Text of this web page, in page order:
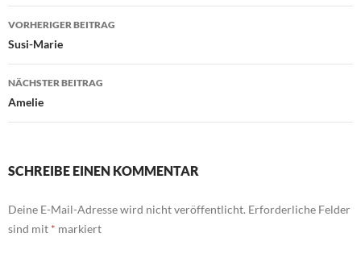
Beitragsnavigation
VORHERIGER BEITRAG
Susi-Marie
NÄCHSTER BEITRAG
Amelie
SCHREIBE EINEN KOMMENTAR
Deine E-Mail-Adresse wird nicht veröffentlicht. Erforderliche Felder
sind mit * markiert